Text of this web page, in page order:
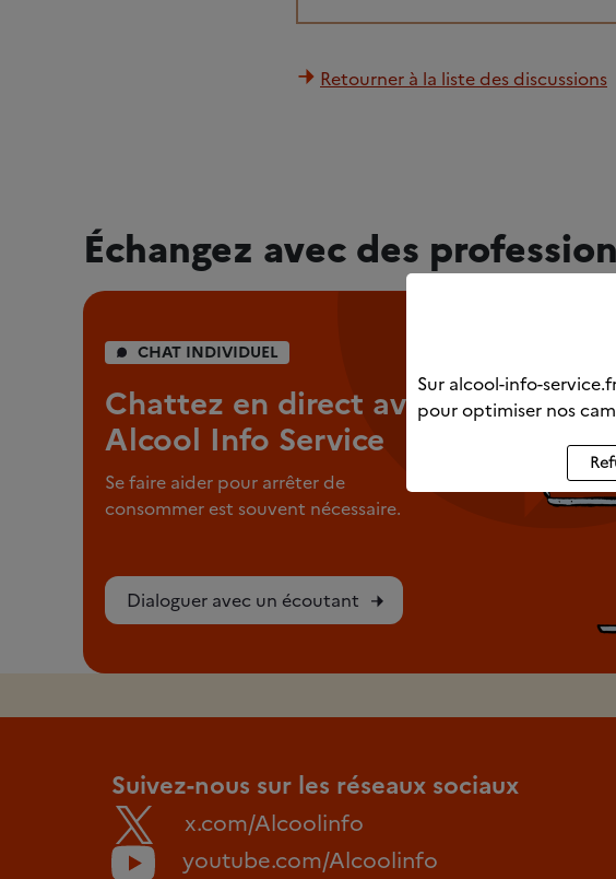
Retourner à la liste des discussions
Échangez avec des
CHAT INDIVIDUEL
Chattez en direct avec
Alcool Info Service
Se faire aider pour arrêter de
consommer est souvent nécessaire.
Dialoguer avec un écoutant
Suivez-nous sur les réseaux sociaux
x.com/Alcoolinfo
youtube.com/Alcoolinfo
Sur alcool-info-
pour optimiser nos